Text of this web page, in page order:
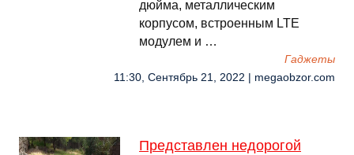
дюйма, металлическим
корпусом, встроенным LTE
модулем и …
Гаджеты
11:30, Сентябрь 21, 2022 | megaobzor.com
Представлен недорогой